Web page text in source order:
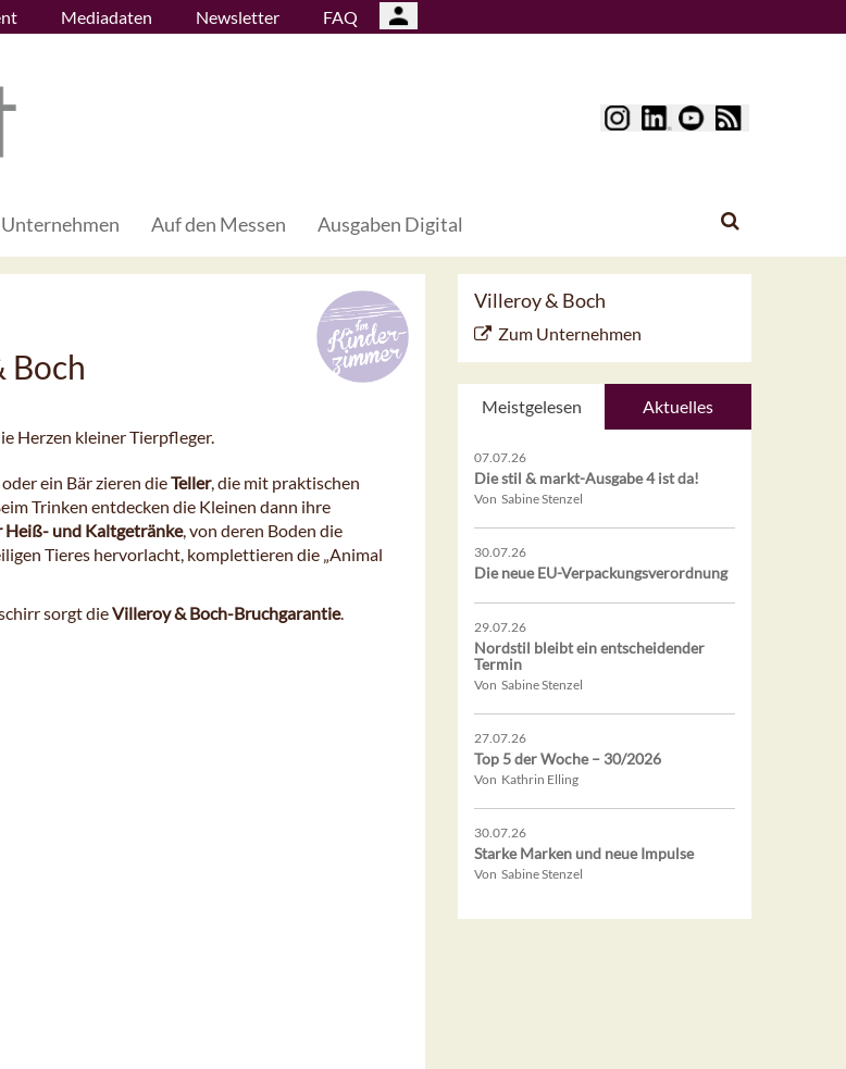
Mediadaten Newsletter FAQ
Auf den Messen Ausgaben Digital
Boch
Herzen kleiner Tierpfleger.
ein Bär zieren dieTeller, die mit praktischen
Trinken entdecken die Kleinen dann ihre
Heiß- und Kaltgetränke, von deren Boden die
Tieres hervorlacht, komplettieren die „Animal
sorgt dieVilleroy & Boch-Bruchgarantie.
Villeroy & Boch
Zum Unternehmen
Meistgelesen Aktuelles
07.07.26
Die stil & markt-Ausgabe 4 ist da!
Von Sabine Stenzel
30.07.26
Die neue EU-Verpackungsverordnung
29.07.26
Nordstil bleibt ein entscheidender
Termin
Von Sabine Stenzel
27.07.26
Top 5 der Woche – 30/2026
Von Kathrin Elling
30.07.26
Starke Marken und neue Impulse
Von Sabine Stenzel